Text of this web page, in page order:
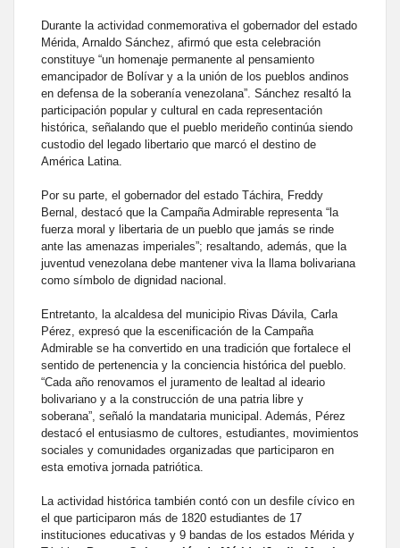
Durante la actividad conmemorativa el gobernador del estado
Mérida, Arnaldo Sánchez, afirmó que esta celebración
constituye “un homenaje permanente al pensamiento
emancipador de Bolívar y a la unión de los pueblos andinos
en defensa de la soberanía venezolana”. Sánchez resaltó la
participación popular y cultural en cada representación
histórica, señalando que el pueblo merideño continúa siendo
custodio del legado libertario que marcó el destino de
América Latina.
Por su parte, el gobernador del estado Táchira, Freddy
Bernal, destacó que la Campaña Admirable representa “la
fuerza moral y libertaria de un pueblo que jamás se rinde
ante las amenazas imperiales”; resaltando, además, que la
juventud venezolana debe mantener viva la llama bolivariana
como símbolo de dignidad nacional.
Entretanto, la alcaldesa del municipio Rivas Dávila, Carla
Pérez, expresó que la escenificación de la Campaña
Admirable se ha convertido en una tradición que fortalece el
sentido de pertenencia y la conciencia histórica del pueblo.
“Cada año renovamos el juramento de lealtad al ideario
bolivariano y a la construcción de una patria libre y
soberana”, señaló la mandataria municipal. Además, Pérez
destacó el entusiasmo de cultores, estudiantes, movimientos
sociales y comunidades organizadas que participaron en
esta emotiva jornada patriótica.
La actividad histórica también contó con un desfile cívico en
el que participaron más de 1820 estudiantes de 17
instituciones educativas y 9 bandas de los estados Mérida y